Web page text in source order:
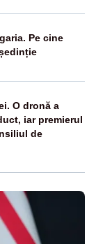
Pe cine
O dronă a
iar premierul
de